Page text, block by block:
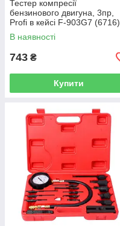
Тестер компресії
бензинового двигуна, 3пр,
Profi в кейсі F-903G7 (6716)
В наявності
743 ₴
Купити